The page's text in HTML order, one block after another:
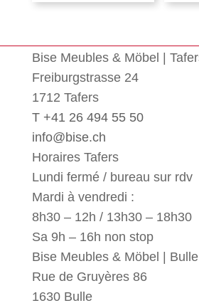
Bise Meubles & Möbel |
Freiburgstrasse 24
1712 Tafers
T +41 26 494 55 50
info@bise.ch
Horaires Tafers
Lundi fermé / bureau sur rdv
Mardi à vendredi :
8h30 – 12h / 13h30 – 18h30
Sa 9h – 16h non stop
Bise Meubles & Möbel | Bulle
Rue de Gruyères 86
1630 Bulle